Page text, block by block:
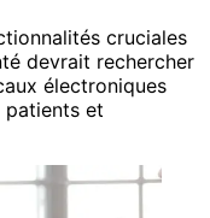
cruciales
devrait rechercher
électroniques
patients et